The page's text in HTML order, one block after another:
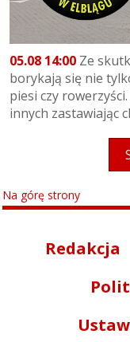
05.08 14:00 Ze
borykają się nie
piesi czy
innych zastawiając
Na górę strony
Redakcja